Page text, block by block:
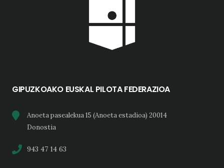
GIPUZKOAKO EUSKAL PILOTA FEDERAZIOA
Anoeta pasealekua 15 (Anoeta estadioa) 20014
Donostia
943 47 14 63